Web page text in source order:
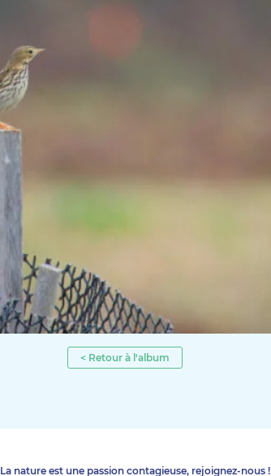
< Retour à l'album
La nature est une passion contagieuse, rejoignez-nous !